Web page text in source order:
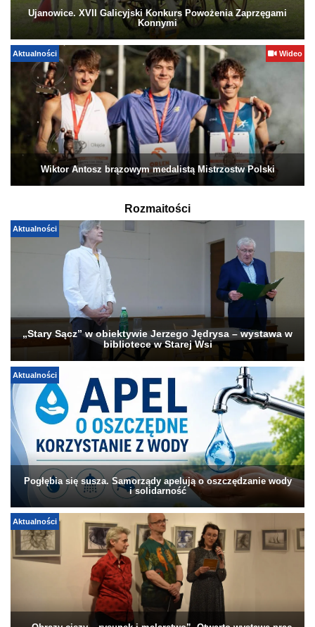
Ujanowice. XVII Galicyjski Konkurs Powożenia Zaprzęgami
Konnymi
Aktualności Wideo
Wiktor Antosz brązowym medalistą Mistrzostw Polski
Rozmaitości
Aktualności
„Stary Sącz” w obiektywie Jerzego Jędrysa – wystawa w
bibliotece w Starej Wsi
Aktualności
Pogłębia się susza. Samorządy apelują o oszczędzanie wody
i solidarność
Aktualności